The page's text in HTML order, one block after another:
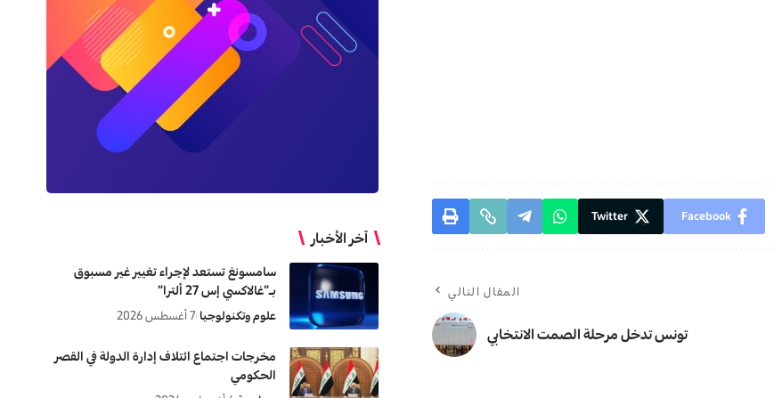
Facebook
Twitter
المقال التالي
تونس تدخل مرحلة الصمت الانتخابي
آخر الأخبار
سامسونغ تستعد لإجراء تغيير غير مسبوق
بـ”غالاكسي إس 27 ألترا”
علوم وتكنولوجيا 7 أغسطس 2026
مخرجات اجتماع ائتلاف إدارة الدولة في القصر
الحكومي